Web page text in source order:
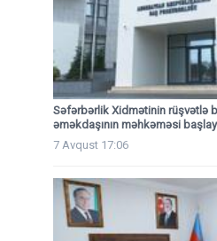
Səfərbərlik Xidmətinin rüşvətlə
əməkdaşının məhkəməsi
7 Avqust 17:06